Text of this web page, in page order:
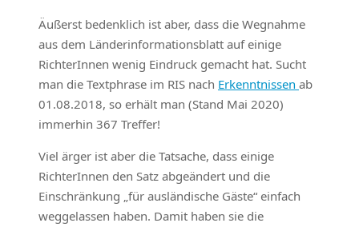
Äußerst bedenklich ist aber, dass die Wegnahme
aus dem Länderinformationsblatt auf einige
RichterInnen wenig Eindruck gemacht hat. Sucht
man die Textphrase im RIS nach Erkenntnissen ab
01.08.2018, so erhält man (Stand Mai 2020)
immerhin 367 Treffer!
Viel ärger ist aber die Tatsache, dass einige
RichterInnen den Satz abgeändert und die
Einschränkung „für ausländische Gäste“ einfach
weggelassen haben. Damit haben sie die